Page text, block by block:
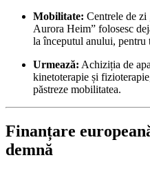
Mobilitate: Centrele de
Aurora Heim” folosesc
la începutul anului, pentru
Urmează: Achiziția de
kinetoterapie și
păstreze mobilitatea.
Finanțare
demnă